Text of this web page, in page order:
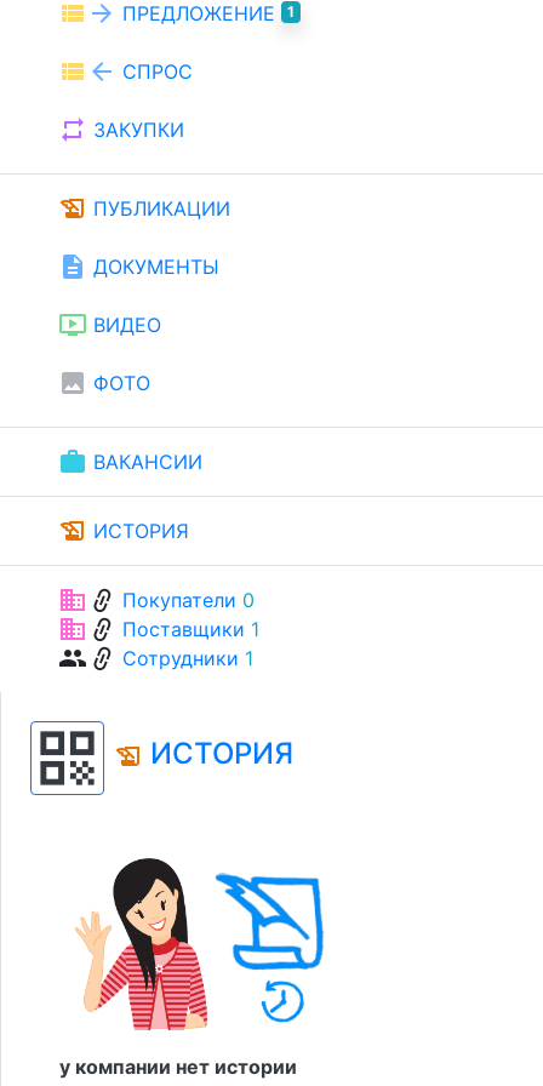
view_list arrow_forward ПРЕДЛОЖЕНИЕ 1
view_list arrow_back СПРОС
repeat ЗАКУПКИ
history_edu ПУБЛИКАЦИИ
description ДОКУМЕНТЫ
ondemand_video ВИДЕО
image ФОТО
work ВАКАНСИИ
history_edu ИСТОРИЯ
businesslink Покупатели 0
businesslink Поставщики 1
grouplink Сотрудники 1
qr_code history_edu ИСТОРИЯ
у компании нет истории